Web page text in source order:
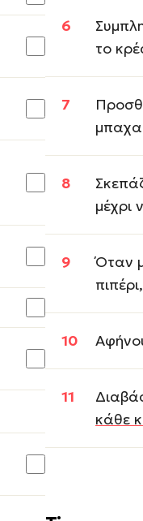
το
μέχρι
Όταν
κάθε